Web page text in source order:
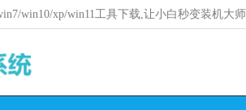
win10/xp/win11工具下载,让小白秒变装机大师